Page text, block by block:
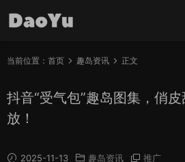
当前位置： 首页 趣岛资讯 正文
抖音“受气包”趣岛图集，俏
放！
2025-11-13 趣岛资讯 推广